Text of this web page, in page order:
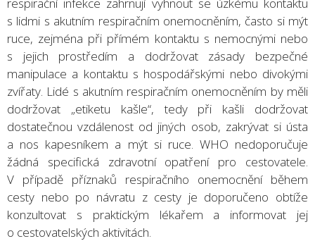
s lidmi s akutním respiračním onemocněním, často si mýt
ruce, zejména při přímém kontaktu s nemocnými nebo
s jejich prostředím a dodržovat zásady bezpečné
manipulace a kontaktu s hospodářskými nebo divokými
zvířaty. Lidé s akutním respiračním onemocněním by měli
dodržovat „etiketu kašle“, tedy při kašli dodržovat
dostatečnou vzdálenost od jiných osob, zakrývat si ústa
a nos kapesníkem a mýt si ruce. WHO nedoporučuje
žádná specifická zdravotní opatření pro cestovatele.
V případě příznaků respiračního onemocnění během
cesty nebo po návratu z cesty je doporučeno obtíže
konzultovat s praktickým lékařem a informovat jej
o cestovatelských aktivitách.